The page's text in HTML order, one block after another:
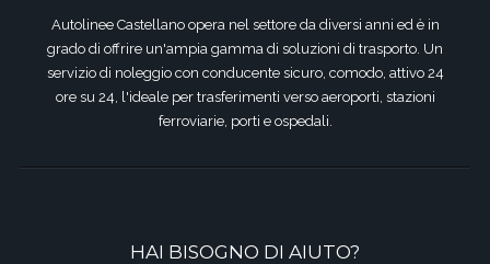
Autolinee Castellano opera nel settore da diversi anni ed è in
grado di offrire un'ampia gamma di soluzioni di trasporto. Un
servizio di noleggio con conducente sicuro, comodo, attivo 24
ore su 24, l'ideale per trasferimenti verso aeroporti, stazioni
ferroviarie, porti e ospedali.
HAI BISOGNO DI AIUTO?